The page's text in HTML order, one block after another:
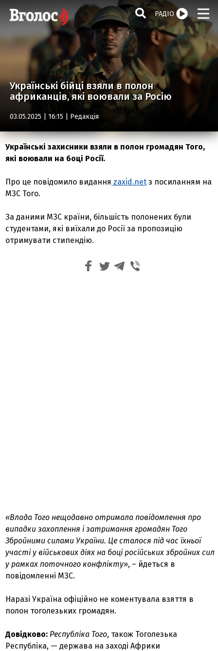
РАДІО
Українські бійці взяли в полон
африканців, які воювали за Росію
03.05.2025 | 16:15 | Редакція
Українські захисники взяли в полон громадян Того,
які воювали на боці Росії.
Про це повідомило видання zaxid.net з посиланням на
МЗС Того.
За даними МЗС країни, більшість полонених були
студентами, які виїхали до Росії за пропозицію
отримувати стипендію.
«Влада Того нещодавно отримала повідомлення про
випадки захоплення і затримання громадян Того
Збройними силами України. Це сталося під час їхньої
участі у військових діях на боці російських збройних сил
у рамках поточного конфлікту», – йдеться в
повідомленні МЗС.
Наразі Україна офіційно не коментувала взяття в
полон тоголезьких громадян.
Довідково: Республіка Того, також Тоголезька
Республіка, — держава на заході Африки